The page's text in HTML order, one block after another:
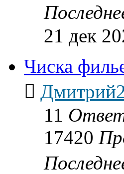
21 дек
Чиска
11
17420